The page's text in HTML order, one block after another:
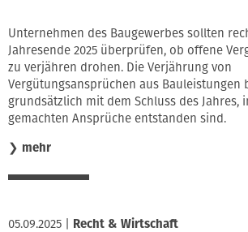
Unternehmen des Baugewerbes sollten
Jahresende 2025 überprüfen, ob offene
zu verjähren drohen. Die Verjährung von
Vergütungsansprüchen aus Bauleistungen
grundsätzlich mit dem Schluss des Jahres,
gemachten Ansprüche entstanden sind.
❯ mehr
05.09.2025 Recht & Wirtschaft